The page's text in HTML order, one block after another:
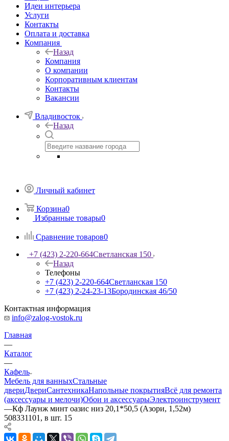
Идеи интерьера
Услуги
Контакты
Оплата и доставка
Компания
Назад
Компания
О компании
Корпоративным клиентам
Контакты
Вакансии
Владивосток
Назад
Личный кабинет
Корзина0
Избранные товары0
Сравнение товаров0
+7 (423) 2-220-664Светланская 150
Назад
Телефоны
+7 (423) 2-220-664Светланская 150
+7 (423) 2-24-23-13Бородинская 46/50
Контактная информация
info@zalog-vostok.ru
Главная
—
Каталог
—
Кафель
Мебель для ванныхСтальные
двериДвериСантехникаНапольные покрытияВсё для ремонта
(аксессуары и мелочи)Обои и аксессуарыЭлектроинструмент
—Кф Лаунж минт оазис низ 20,1*50,5 (Азори, 1,52м)
508331101, в шт. 15